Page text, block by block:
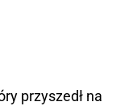
przyszedł na